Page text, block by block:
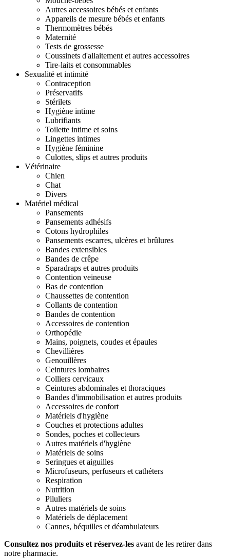
Autres accessoires bébés et enfants
Appareils de mesure bébés et enfants
Thermomètres bébés
Maternité
Tests de grossesse
Coussinets d'allaitement et autres accessoires
Tire-laits et consommables
Sexualité et intimité
Contraception
Préservatifs
Stérilets
Hygiène intime
Lubrifiants
Toilette intime et soins
Lingettes intimes
Hygiène féminine
Culottes, slips et autres produits
Vétérinaire
Chien
Chat
Divers
Matériel médical
Pansements
Pansements adhésifs
Cotons hydrophiles
Pansements escarres, ulcères et brûlures
Bandes extensibles
Bandes de crêpe
Sparadraps et autres produits
Contention veineuse
Bas de contention
Chaussettes de contention
Collants de contention
Bandes de contention
Accessoires de contention
Orthopédie
Mains, poignets, coudes et épaules
Chevillières
Genouillères
Ceintures lombaires
Colliers cervicaux
Ceintures abdominales et thoraciques
Bandes d'immobilisation et autres produits
Accessoires de confort
Matériels d'hygiène
Couches et protections adultes
Sondes, poches et collecteurs
Autres matériels d'hygiène
Matériels de soins
Seringues et aiguilles
Microfuseurs, perfuseurs et cathéters
Respiration
Nutrition
Piluliers
Autres matériels de soins
Matériels de déplacement
Cannes, béquilles et déambulateurs
Consultez nos produits et réservez-les avant de les retirer dans
notre pharmacie.